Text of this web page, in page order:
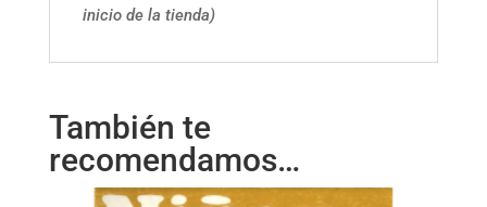
inicio de la tienda)
También te
recomendamos…